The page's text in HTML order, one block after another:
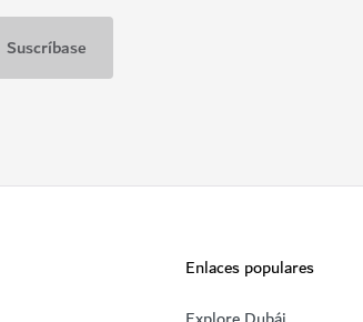
Enlaces populares